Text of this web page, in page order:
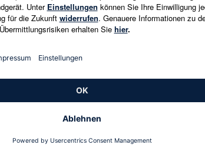
Es gelten die Datenschutzrichtlinien
Rechtliches